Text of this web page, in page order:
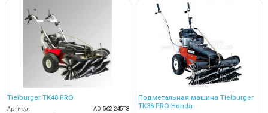
Tielburger TK48 PRO
Артикул
AD-562-245TS
Подметальная машина Tielburger
TK36 PRO Honda